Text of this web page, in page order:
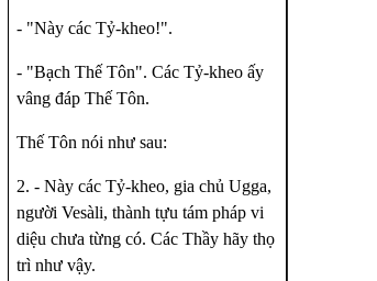
- "Này các Tỷ-kheo!".
- "Bạch Thế Tôn". Các Tỷ-kheo ấy
vâng đáp Thế Tôn.
Thế Tôn nói như sau:
2. - Này các Tỷ-kheo, gia chủ Ugga,
người Vesàli, thành tựu tám pháp vi
diệu chưa từng có. Các Thầy hãy thọ
trì như vậy.